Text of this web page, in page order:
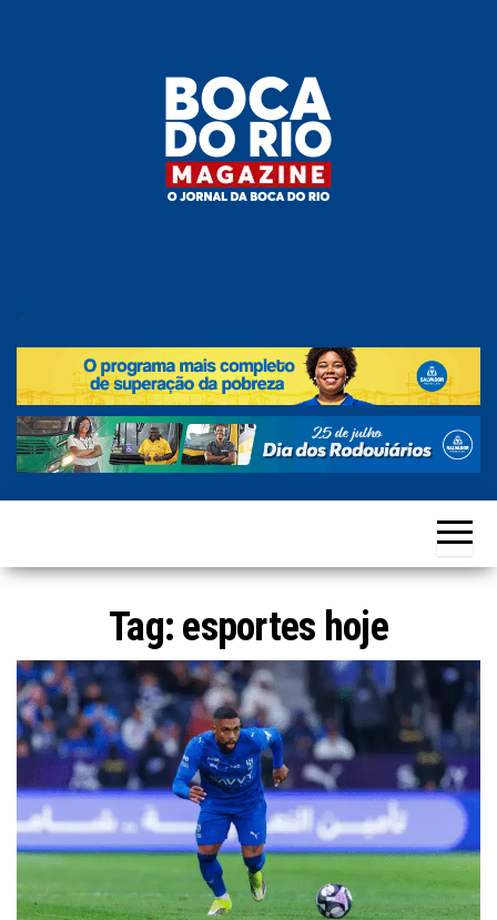
Magazine
do Rio
e
região!
.
Tag: esportes hoje